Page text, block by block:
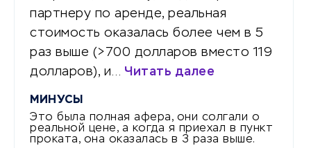
партнеру по аренде, реальная
стоимость оказалась более чем в 5
раз выше (>700 долларов вместо 119
долларов), и… Читать далее
МИНУСЫ
Это была полная афера, они солгали о
реальной цене, а когда я приехал в пункт
проката, она оказалась в 3 раза выше.